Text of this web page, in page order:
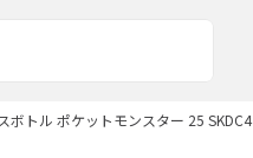
ボトル ポケットモンスター 25 SKDC4